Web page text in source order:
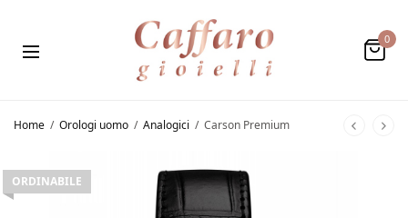
0
Home / Orologi uomo / Analogici / Carson Premium
ORDINABILE